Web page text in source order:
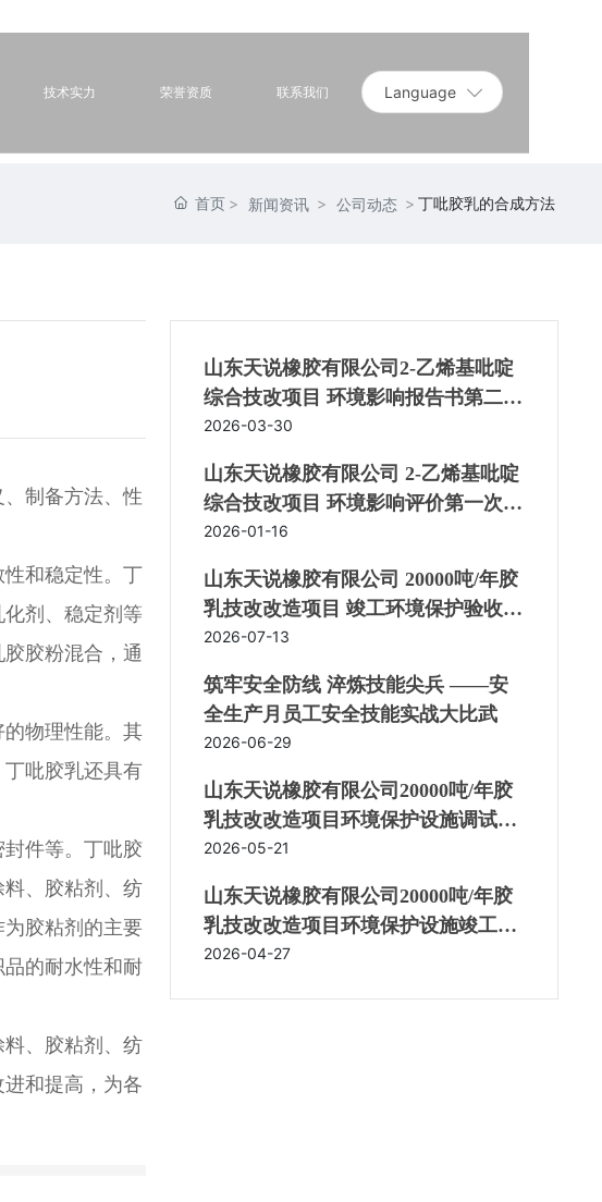
技术实力 荣誉资质 联系我们 Language
首页 新闻资讯 公司动态 丁吡胶乳的合成方法
制备方法、性
和稳定性。丁
剂、稳定剂等
胶粉混合，通
物理性能。其
吡胶乳还具有
件等。丁吡胶
、胶粘剂、纺
胶粘剂的主要
的耐水性和耐
、胶粘剂、纺
和提高，为各
山东天说橡胶有限公司2-乙烯基吡啶
综合技改项目 环境影响报告书第二次
信息公开
2026-03-30
山东天说橡胶有限公司 2-乙烯基吡啶
综合技改项目 环境影响评价第一次公
示
2026-01-16
山东天说橡胶有限公司 20000吨/年胶
乳技改改造项目 竣工环境保护验收公
示
2026-07-13
筑牢安全防线 淬炼技能尖兵 ——安
全生产月员工安全技能实战大比武
2026-06-29
山东天说橡胶有限公司20000吨/年胶
乳技改改造项目环境保护设施调试公
示
2026-05-21
山东天说橡胶有限公司20000吨/年胶
乳技改改造项目环境保护设施竣工公
示
2026-04-27